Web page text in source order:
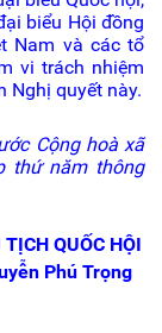
biểu Hội đồng
Nam và các tổ
vi trách nhiệm
Nghị quyết này.
Cộng hoà xã
thứ năm thông
TỊCH QUỐC HỘI
Phú Trọng